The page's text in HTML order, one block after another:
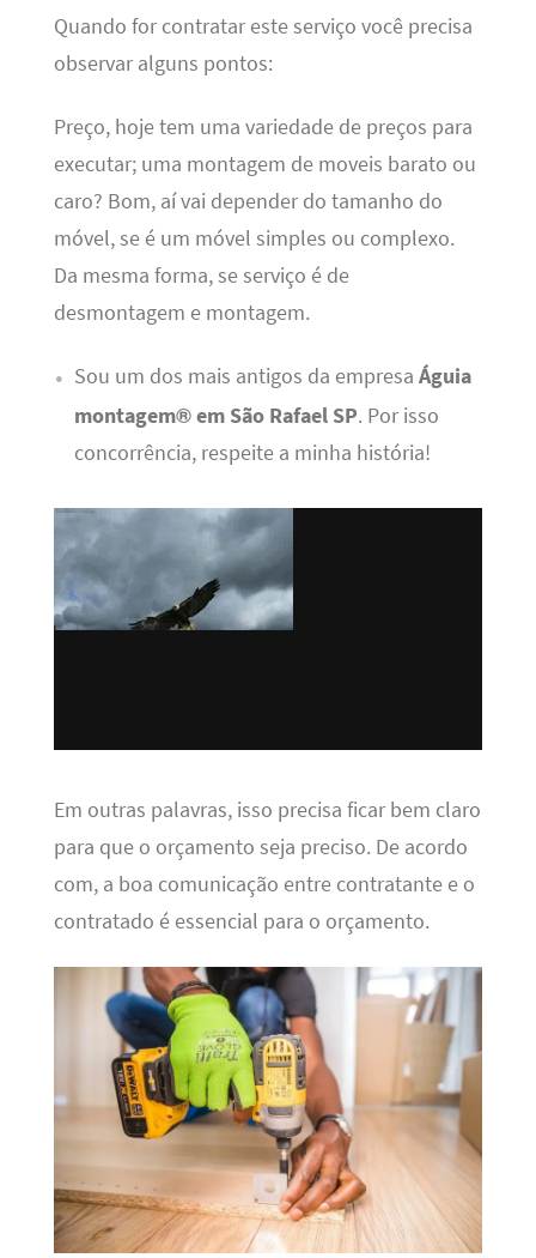
Quando for contratar este serviço você precisa
observar alguns pontos:
Preço, hoje tem uma variedade de preços para
executar; uma montagem de moveis barato ou
caro? Bom, aí vai depender do tamanho do
móvel, se é um móvel simples ou complexo.
Da mesma forma, se serviço é de
desmontagem e montagem.
Sou um dos mais antigos da empresa Águia
montagem® em São Rafael SP. Por isso
concorrência, respeite a minha história!
Em outras palavras, isso precisa ficar bem claro
para que o orçamento seja preciso. De acordo
com, a boa comunicação entre contratante e o
contratado é essencial para o orçamento.